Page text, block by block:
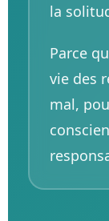
la
Parce
vie des
mal,